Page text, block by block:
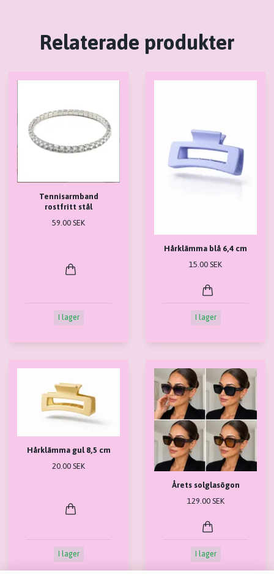
Relaterade produkter
Tennisarmband
rostfritt stål
59.00 SEK
I lager
Hårklämma blå 6,4 cm
15.00 SEK
I lager
Hårklämma gul 8,5 cm
20.00 SEK
I lager
Årets solglasögon
129.00 SEK
I lager